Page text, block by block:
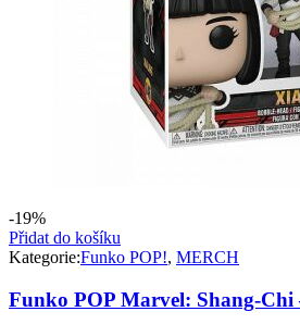
-19%
Přidat do košíku
Kategorie:Funko POP!, MERCH
Funko POP Marvel: Shang-Chi